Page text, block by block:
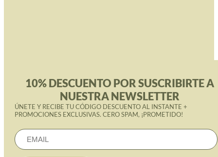
10% DESCUENTO POR SUSCRIBIRTE A
NUESTRA NEWSLETTER
ÚNETE Y RECIBE TU CÓDIGO DESCUENTO AL INSTANTE +
PROMOCIONES EXCLUSIVAS. CERO SPAM, ¡PROMETIDO!